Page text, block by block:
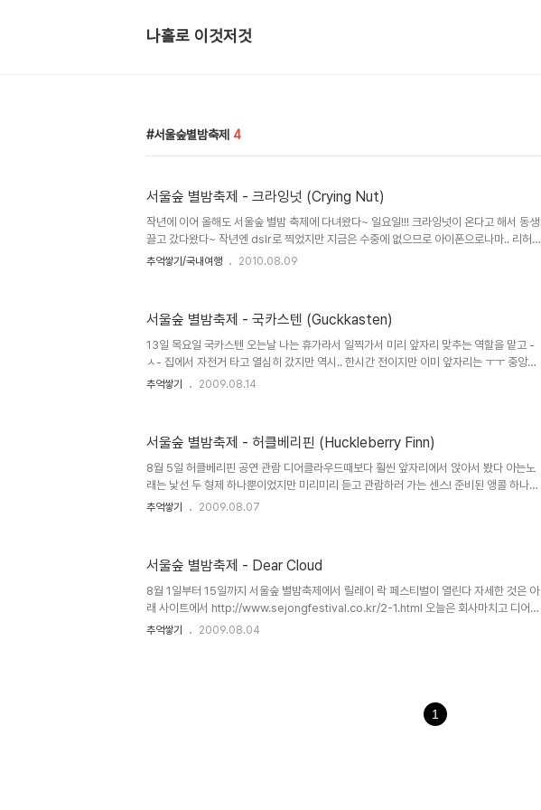
나홀로 이것저것
서울숲별밤축제 4
서울숲 별밤축제 - 크라잉넛 (Crying Nut)
작년에 이어 올해도 서울숲 별밤 축제에 다녀왔다~ 일요일!!! 크라잉넛이 온다고 해서 동생
끌고 갔다왔다~ 작년엔 dslr로 찍었지만 지금은 수중에 없으므로 아이폰으로나마.. 리허설
중~ 앞자리로 사부작 파고들기 두번째줄 좋은자리 차지했다 ㅋ 이날 엄청 더웠지만 사람들
~!!
추억쌓기/국내여행 2010.08.09
서울숲 별밤축제 - 국카스텐 (Guckkasten)
13일 목요일 국카스텐 오는날 나는 휴가라서 일찍가서 미리 앞자리 맞추는 역할을 맡고 -
ㅅ- 집에서 자전거 타고 열심히 갔지만 역시.. 한시간 전이지만 이미 앞자리는 ㅜㅜ 중앙은
아니지만 그래도 앞자리에 않았다능; 근데 왜 다 똑같은 자리만 앉게 되는거지... 이때까지
보컬 하현우.. 이런 너무 가운데로 찍었 ㅡㅜ 기타, 드럼 베이스 치는분은 조명을 못받아서
ㅜㅜ 어쿠스틱도 좋았다능 국텐 점점 좋아지고 있어! 다음 클럽데이때도 !!!! 그리고..
추억쌓기 2009.08.14
서울숲 별밤축제 - 허클베리핀 (Huckleberry Finn)
8월 5일 허클베리핀 공연 관람 디어클라우드때보다 훨씬 앞자리에서 앉아서 봤다 아는노
래는 낯선 두 형제 하나뿐이었지만 미리미리 듣고 관람하러 가는 센스! 준비된 앵콜 하나가
끝나고 허클베리핀은 돌아가려 했지만 계속 앵콜을 불러 갑작스레 앵콜 하나 더 부르고 공
추억쌓기 2009.08.07
서울숲 별밤축제 - Dear Cloud
8월 1일부터 15일까지 서울숲 별밤축제에서 릴레이 락 페스티벌이 열린다 자세한 것은 아
래 사이트에서 http://www.sejongfestival.co.kr/2-1.html 오늘은 회사마치고 디어클
라우드의 공연을 보러갔다 거의 8시 맞춰서 도착했는데 이미 많은 사람들이 자리를 잡고 있
추억쌓기 2009.08.04
1